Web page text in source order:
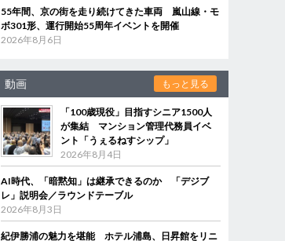
55年間、京の街を走り続けてきた車両 嵐山線・モ
ボ301形、運行開始55周年イベントを開催
2026年8月6日
動画 もっと見る
「100歳現役」目指すシニア1500人
が集結 マンション管理代務員イベ
ント「うぇるねすシップ」
2026年8月4日
AI時代、「暗黙知」は継承できるのか 「デジブ
レ」説明会／ラウンドテーブル
2026年8月3日
紀伊勝浦の魅力を堪能 ホテル浦島、日昇館をリニ